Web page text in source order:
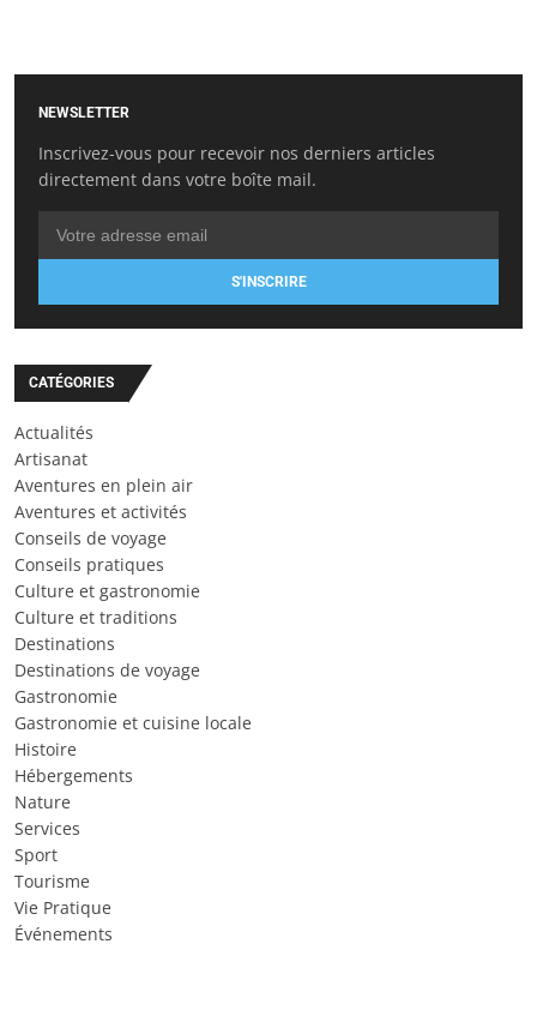
NEWSLETTER
Inscrivez-vous pour recevoir nos derniers articles
directement dans votre boîte mail.
S'INSCRIRE
CATÉGORIES
Actualités
Artisanat
Aventures en plein air
Aventures et activités
Conseils de voyage
Conseils pratiques
Culture et gastronomie
Culture et traditions
Destinations
Destinations de voyage
Gastronomie
Gastronomie et cuisine locale
Histoire
Hébergements
Nature
Services
Sport
Tourisme
Vie Pratique
Événements